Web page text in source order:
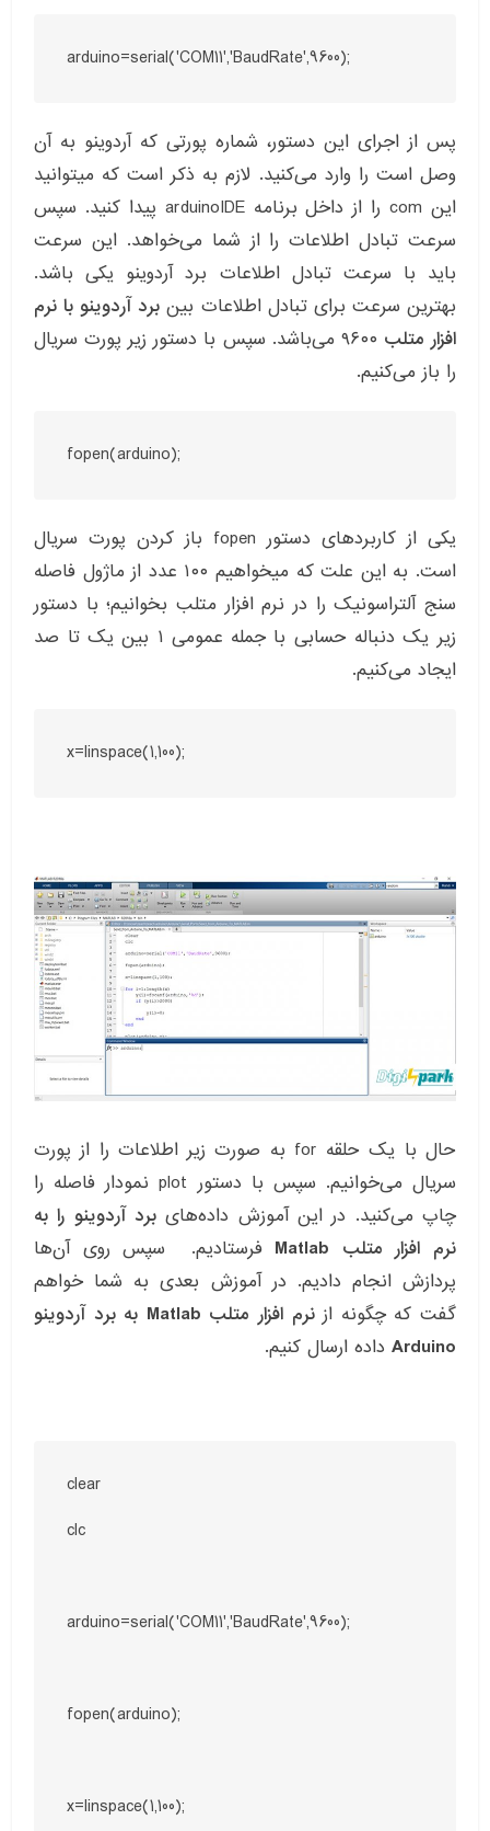
arduino=serial('COM11','BaudRate',9600);
پس از اجرای این دستور، شماره پورتی که آردوینو به آن
وصل است را وارد می‌کنید. لازم به ذکر است که میتوانید
این com را از داخل برنامه arduinoIDE پیدا کنید. سپس
سرعت تبادل اطلاعات را از شما می‌خواهد. این سرعت
باید با سرعت تبادل اطلاعات برد آردوینو یکی باشد.
بهترین سرعت برای تبادل اطلاعات بین برد آردوینو با نرم
افزار متلب
۹۶۰۰ می‌باشد. سپس با دستور زیر پورت سریال
را باز می‌کنیم.
fopen(arduino);
یکی از کاربردهای دستور fopen باز کردن پورت سریال
است. به این علت که میخواهیم ۱۰۰ عدد از ماژول فاصله
سنج آلتراسونیک را در نرم افزار متلب بخوانیم؛ با دستور
زیر یک دنباله حسابی با جمله عمومی ۱ بین یک تا صد
ایجاد می‌کنیم.
x=linspace(1,100);
حال با یک حلقه for به صورت زیر اطلاعات را از پورت
سریال می‌خوانیم. سپس با دستور plot نمودار فاصله را
چاپ می‌کنید. در این آموزش داده‌های برد آردوینو را به
نرم افزار متلب Matlab
فرستادیم. سپس روی آن‌ها
پردازش انجام دادیم. در آموزش بعدی به شما خواهم
گفت که چگونه از
نرم افزار متلب Matlab به برد آردوینو
Arduino داده ارسال کنیم.
clear
clc
arduino=serial('COM11','BaudRate',9600);
fopen(arduino);
x=linspace(1,100);